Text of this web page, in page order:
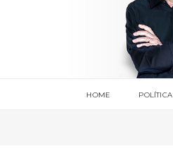
HOME POLÍTICA